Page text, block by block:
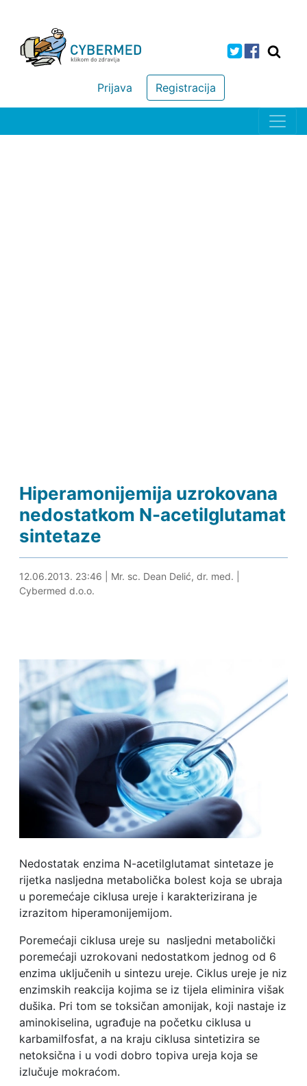
Registracija
Prijava
Hiperamonijemija uzrokovana
nedostatkom N-acetilglutamat
sintetaze
26.05.2024. 17:04
12.06.2013. 23:46 Mr. sc. Dean Delić, dr. med.
Cybermed d.o.o.
Nedostatak enzima N-acetilglutamat sintetaze je
rijetka nasljedna metabolička bolest koja se ubraja
u poremećaje ciklusa ureje i karakterizirana je
izrazitom hiperamonijemijom.
Poremećaji ciklusa ureje su nasljedni metabolički
poremećaji uzrokovani nedostatkom jednog od 6
enzima uključenih u sintezu ureje. Ciklus ureje je niz
enzimskih reakcija kojima se iz tijela eliminira višak
dušika. Pri tom se toksičan amonijak, koji nastaje iz
aminokiselina, ugrađuje na početku ciklusa u
karbamilfosfat, a na kraju ciklusa sintetizira se
netoksična i u vodi dobro topiva ureja koja se
izlučuje mokraćom.